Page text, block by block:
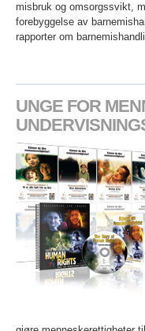
misbruk og omsorgssvikt,
forebyggelse av
rapporter om
UNGE FOR